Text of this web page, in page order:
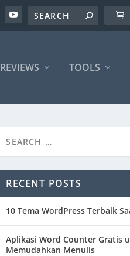
REVIEWS TOOLS
RECENT POSTS
10 Tema WordPress Terbaik
Aplikasi Word Counter Gratis
Memudahkan Menulis